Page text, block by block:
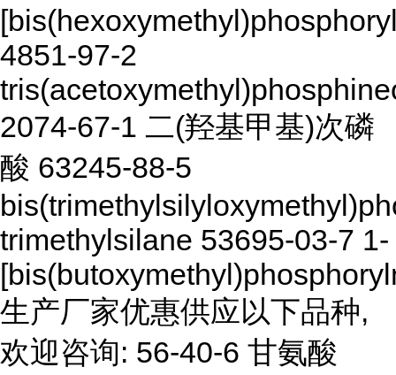
4851-97-2
2074-67-1 二(羟基甲基)次磷
酸 63245-88-5
trimethylsilane 53695-03-7 1-
生产厂家优惠供应以下品种,
欢迎咨询: 56-40-6 甘氨酸